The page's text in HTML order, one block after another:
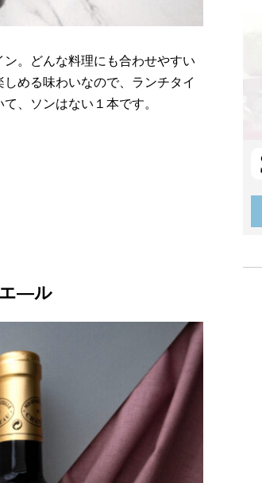
。どんな料理にも合わせやすい
める味わいなので、ランチタイ
、ソンはない１本です。
エ―ル